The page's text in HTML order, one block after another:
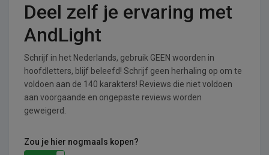
Deel zelf je ervaring met
AndLight
Schrijf in het Nederlands, gebruik GEEN woorden in
hoofdletters, blijf beleefd! Schrijf geen herhaling op om te
voldoen aan de 140 karakters! Reviews die niet voldoen
aan voorgaande en ongepaste reviews worden
geweigerd.
Zou je hier nogmaals kopen?